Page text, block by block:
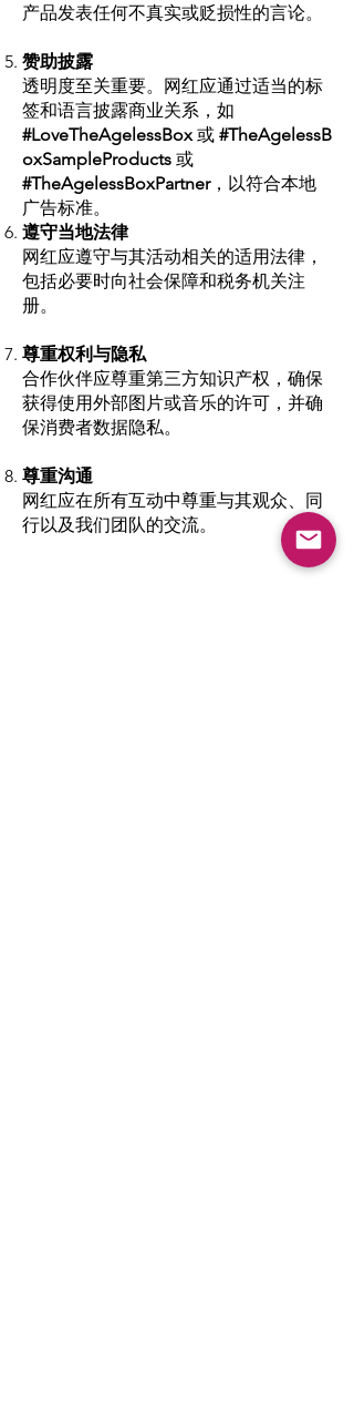
产品发表任何不真实或贬损性的言论。
赞助披露
透明度至关重要。网红应通过适当的标
签和语言披露商业关系，如
#LoveTheAgelessBox 或 #TheAgelessB
oxSampleProducts 或
#TheAgelessBoxPartner，以符合本地
广告标准。
遵守当地法律
网红应遵守与其活动相关的适用法律，
包括必要时向社会保障和税务机关注
册。
尊重权利与隐私
合作伙伴应尊重第三方知识产权，确保
获得使用外部图片或音乐的许可，并确
保消费者数据隐私。
尊重沟通
网红应在所有互动中尊重与其观众、同
行以及我们团队的交流。